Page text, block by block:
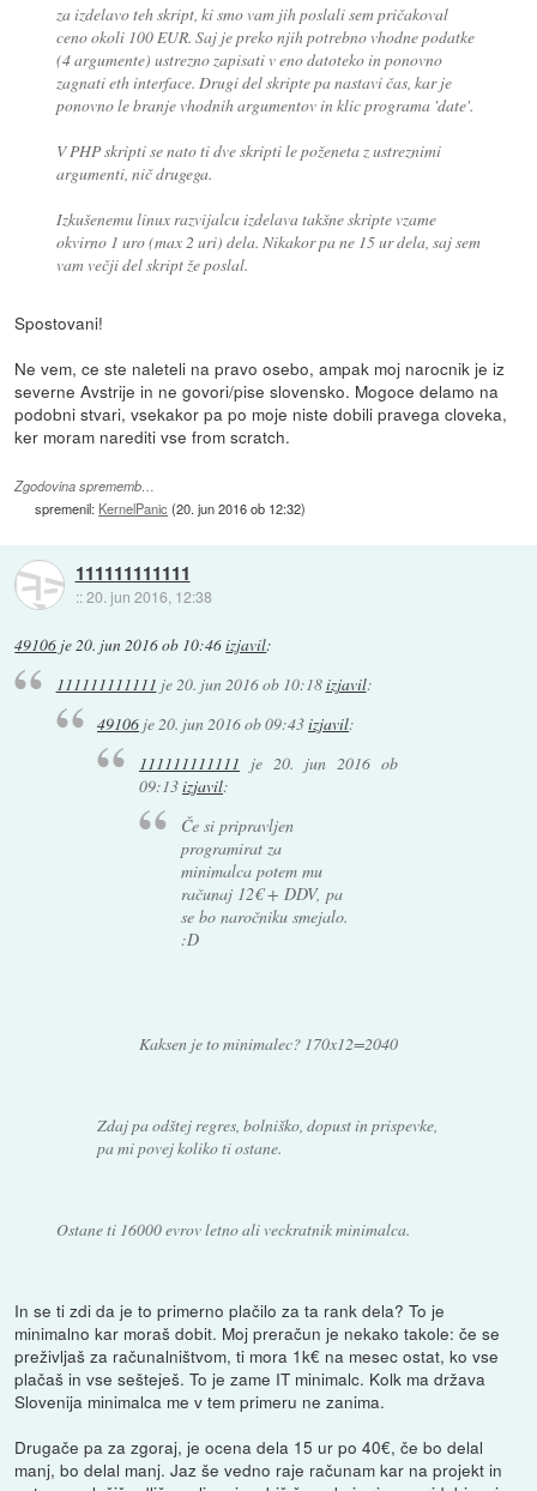
za izdelavo teh skript, ki smo vam jih poslali sem pričakoval
ceno okoli 100 EUR. Saj je preko njih potrebno vhodne podatke
(4 argumente) ustrezno zapisati v eno datoteko in ponovno
zagnati eth interface. Drugi del skripte pa nastavi čas, kar je
ponovno le branje vhodnih argumentov in klic programa 'date'.
V PHP skripti se nato ti dve skripti le poženeta z ustreznimi
argumenti, nič drugega.
Izkušenemu linux razvijalcu izdelava takšne skripte vzame
okvirno 1 uro (max 2 uri) dela. Nikakor pa ne 15 ur dela, saj sem
vam večji del skript že poslal.
Spostovani!
Ne vem, ce ste naleteli na pravo osebo, ampak moj narocnik je iz
severne Avstrije in ne govori/pise slovensko. Mogoce delamo na
podobni stvari, vsekakor pa po moje niste dobili pravega cloveka,
ker moram narediti vse from scratch.
Zgodovina sprememb…
spremenil: KernelPanic (20. jun 2016 ob 12:32)
111111111111
::20. jun 2016, 12:38
49106 je20. jun 2016 ob 10:46izjavil:
111111111111 je20. jun 2016 ob 10:18izjavil:
49106 je20. jun 2016 ob 09:43izjavil:
111111111111 je 20. jun 2016 ob
09:13izjavil:
Če si pripravljen
programirat za
minimalca potem mu
računaj 12€ + DDV, pa
se bo naročniku smejalo.
:D
Kaksen je to minimalec? 170x12=2040
Zdaj pa odštej regres, bolniško, dopust in prispevke,
pa mi povej koliko ti ostane.
Ostane ti 16000 evrov letno ali veckratnik minimalca.
In se ti zdi da je to primerno plačilo za ta rank dela? To je
minimalno kar moraš dobit. Moj preračun je nekako takole: če se
preživljaš za računalništvom, ti mora 1k€ na mesec ostat, ko vse
plačaš in vse sešteješ. To je zame IT minimalc. Kolk ma država
Slovenija minimalca me v tem primeru ne zanima.
Drugače pa za zgoraj, je ocena dela 15 ur po 40€, če bo delal
manj, bo delal manj. Jaz še vedno raje računam kar na projekt in